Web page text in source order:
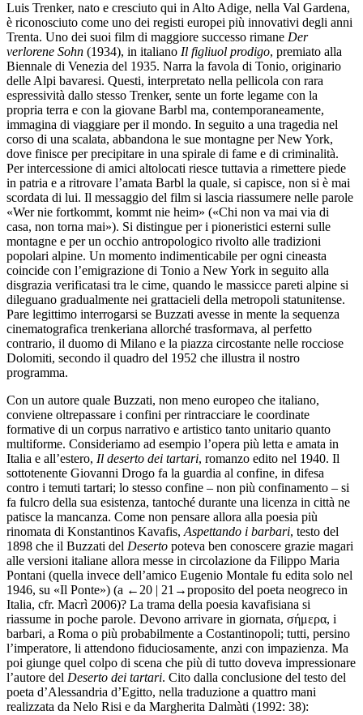
Luis Trenker, nato e cresciuto qui in Alto Adige, nella Val Gardena,
è riconosciuto come uno dei registi europei più innovativi degli anni
Trenta. Uno dei suoi film di maggiore successo rimane Der
verlorene Sohn (1934), in italiano Il figliuol prodigo, premiato alla
Biennale di Venezia del 1935. Narra la favola di Tonio, originario
delle Alpi bavaresi. Questi, interpretato nella pellicola con rara
espressività dallo stesso Trenker, sente un forte legame con la
propria terra e con la giovane Barbl ma, contemporaneamente,
immagina di viaggiare per il mondo. In seguito a una tragedia nel
corso di una scalata, abbandona le sue montagne per New York,
dove finisce per precipitare in una spirale di fame e di criminalità.
Per intercessione di amici altolocati riesce tuttavia a rimettere piede
in patria e a ritrovare l’amata Barbl la quale, si capisce, non si è mai
scordata di lui. Il messaggio del film si lascia riassumere nelle parole
«Wer nie fortkommt, kommt nie heim» («Chi non va mai via di
casa, non torna mai»). Si distingue per i pioneristici esterni sulle
montagne e per un occhio antropologico rivolto alle tradizioni
popolari alpine. Un momento indimenticabile per ogni cineasta
coincide con l’emigrazione di Tonio a New York in seguito alla
disgrazia verificatasi tra le cime, quando le massicce pareti alpine si
dileguano gradualmente nei grattacieli della metropoli statunitense.
Pare legittimo interrogarsi se Buzzati avesse in mente la sequenza
cinematografica trenkeriana allorché trasformava, al perfetto
contrario, il duomo di Milano e la piazza circostante nelle rocciose
Dolomiti, secondo il quadro del 1952 che illustra il nostro
programma.
Con un autore quale Buzzati, non meno europeo che italiano,
conviene oltrepassare i confini per rintracciare le coordinate
formative di un corpus narrativo e artistico tanto unitario quanto
multiforme. Consideriamo ad esempio l’opera più letta e amata in
Italia e all’estero, Il deserto dei tartari, romanzo edito nel 1940. Il
sottotenente Giovanni Drogo fa la guardia al confine, in difesa
contro i temuti tartari; lo stesso confine – non più confinamento – si
fa fulcro della sua esistenza, tantoché durante una licenza in città ne
patisce la mancanza. Come non pensare allora alla poesia più
rinomata di Konstantinos Kavafis, Aspettando i barbari, testo del
1898 che il Buzzati del Deserto poteva ben conoscere grazie magari
alle versioni italiane allora messe in circolazione da Filippo Maria
Pontani (quella invece dell’amico Eugenio Montale fu edita solo nel
1946, su «Il Ponte») (a ←20 | 21→proposito del poeta neogreco in
Italia, cfr. Macrì 2006)? La trama della poesia kavafisiana si
riassume in poche parole. Devono arrivare in giornata, σήμερα, i
barbari, a Roma o più probabilmente a Costantinopoli; tutti, persino
l’imperatore, li attendono fiduciosamente, anzi con impazienza. Ma
poi giunge quel colpo di scena che più di tutto doveva impressionare
l’autore del Deserto dei tartari. Cito dalla conclusione del testo del
poeta d’Alessandria d’Egitto, nella traduzione a quattro mani
realizzata da Nelo Risi e da Margherita Dalmàti (1992: 38):